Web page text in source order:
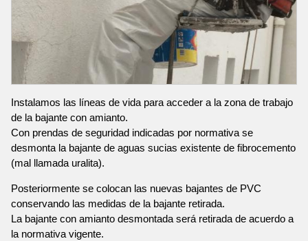
Instalamos las líneas de vida para acceder a la zona de trabajo
de la bajante con amianto.
Con prendas de seguridad indicadas por normativa se
desmonta la bajante de aguas sucias existente de fibrocemento
(mal llamada uralita).
Posteriormente se colocan las nuevas bajantes de PVC
conservando las medidas de la bajante retirada.
La bajante con amianto desmontada será retirada de acuerdo a
la normativa vigente.